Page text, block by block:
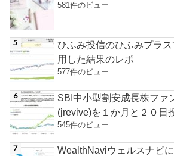
581件のビュー
ひふみ投信のひふみプラ
用した結果のレポ
577件のビュー
SBI中小型割安成長株ファ
(jrevive)を１か月と２０日
545件のビュー
WealthNaviウェルスナビ